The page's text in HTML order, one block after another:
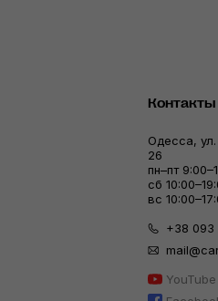
Контакты
Одесса,
26
пн–пт
сб
вс
+38 093
YouTube